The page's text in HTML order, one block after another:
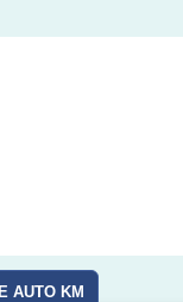
AUTO KM